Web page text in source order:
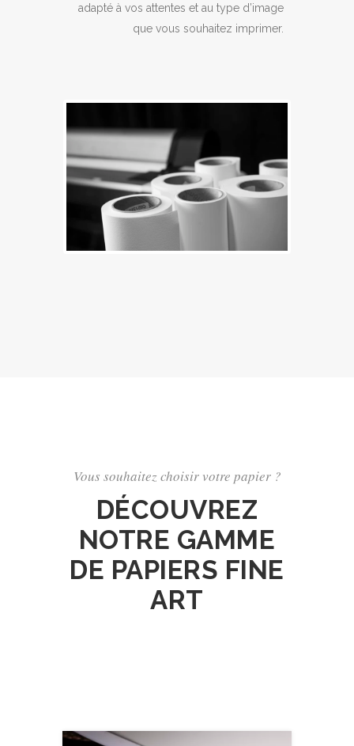
adapté à vos attentes et au type d’image
que vous souhaitez imprimer.
Vous souhaitez choisir votre papier ?
DÉCOUVREZ
NOTRE GAMME
DE PAPIERS FINE
ART